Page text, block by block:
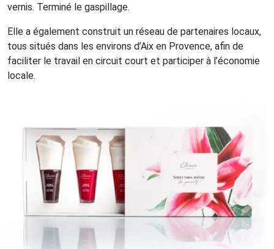
vernis. Terminé le gaspillage.
Elle a également construit un réseau de partenaires locaux,
tous situés dans les environs d’Aix en Provence, afin de
faciliter le travail en circuit court et participer à l’économie
locale.